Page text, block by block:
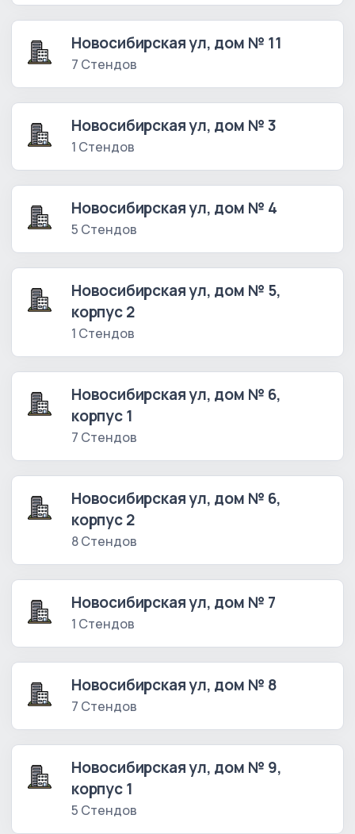
Новосибирская ул, дом № 11
7 Стендов
Новосибирская ул, дом № 3
1 Стендов
Новосибирская ул, дом № 4
5 Стендов
Новосибирская ул, дом № 5,
корпус 2
1 Стендов
Новосибирская ул, дом № 6,
корпус 1
7 Стендов
Новосибирская ул, дом № 6,
корпус 2
8 Стендов
Новосибирская ул, дом № 7
1 Стендов
Новосибирская ул, дом № 8
7 Стендов
Новосибирская ул, дом № 9,
корпус 1
5 Стендов